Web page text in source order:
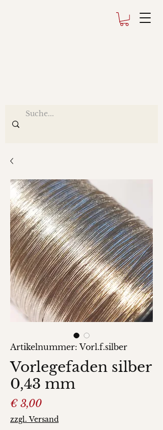
Artikelnummer: Vorl.f.silber
Vorlegefaden silber
0,43 mm
€ 3,00Preis
zzgl. Versand